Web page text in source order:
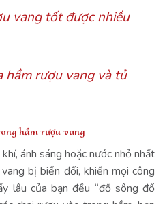
vang tốt được nhiều
hầm rượu vang và tủ
hầm rượu vang
ánh sáng hoặc nước nhỏ nhất
bị biến đổi, khiến mọi công
lâu của bạn đều “đổ sông đổ